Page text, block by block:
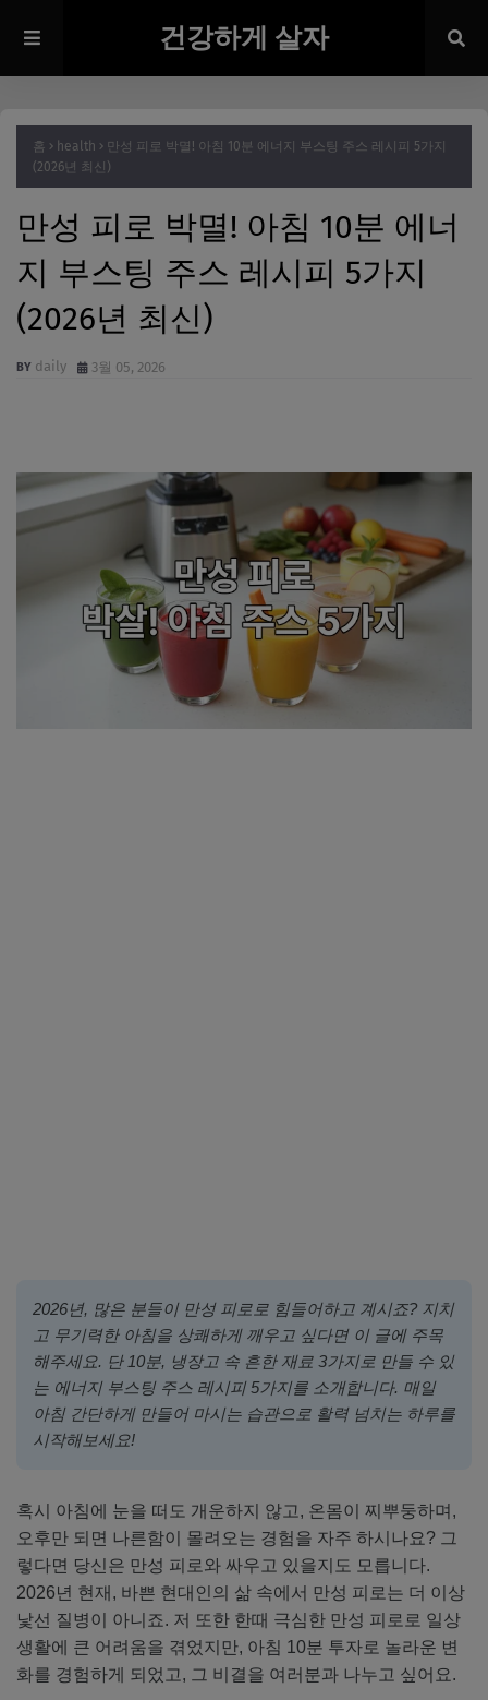
건강하게 살자
홈 health
만성 피로 박멸! 아침 10분 에너지 부스팅 주스 레시피 5가지
(2026년 최신)
만성 피로 박멸! 아침 10분 에너
지 부스팅 주스 레시피 5가지
(2026년 최신)
daily 3월 05, 2026
2026년, 많은 분들이 만성 피로로 힘들어하고 계시죠? 지치
고 무기력한 아침을 상쾌하게 깨우고 싶다면 이 글에 주목
해주세요. 단 10분, 냉장고 속 흔한 재료 3가지로 만들 수 있
는 에너지 부스팅 주스 레시피 5가지를 소개합니다. 매일
아침 간단하게 만들어 마시는 습관으로 활력 넘치는 하루를
시작해보세요!
혹시 아침에 눈을 떠도 개운하지 않고, 온몸이 찌뿌둥하며,
오후만 되면 나른함이 몰려오는 경험을 자주 하시나요? 그
렇다면 당신은 만성 피로와 싸우고 있을지도 모릅니다.
2026년 현재, 바쁜 현대인의 삶 속에서 만성 피로는 더 이상
낯선 질병이 아니죠. 저 또한 한때 극심한 만성 피로로 일상
생활에 큰 어려움을 겪었지만, 아침 10분 투자로 놀라운 변
화를 경험하게 되었고, 그 비결을 여러분과 나누고 싶어요.